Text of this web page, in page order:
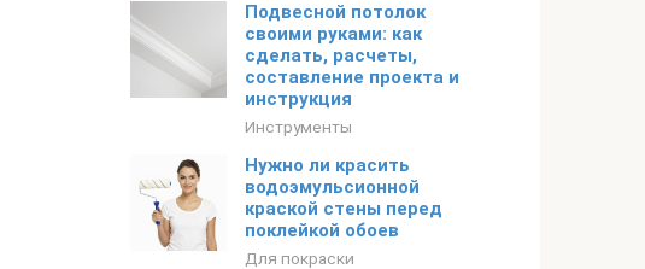
Подвесной потолок
своими руками: как
сделать, расчеты,
составление проекта и
инструкция
Инструменты
Нужно ли красить
водоэмульсионной
краской стены перед
поклейкой обоев
Для покраски